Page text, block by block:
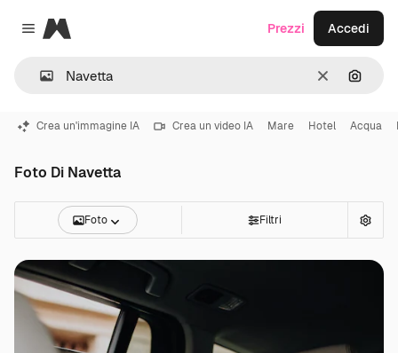
Close menu
Magnific
CancellaCerca
Prezzi Accedi
Crea un'immagine IA Crea un video IA Mare Hotel Acqua
Foto Di Navetta
Foto Filtri